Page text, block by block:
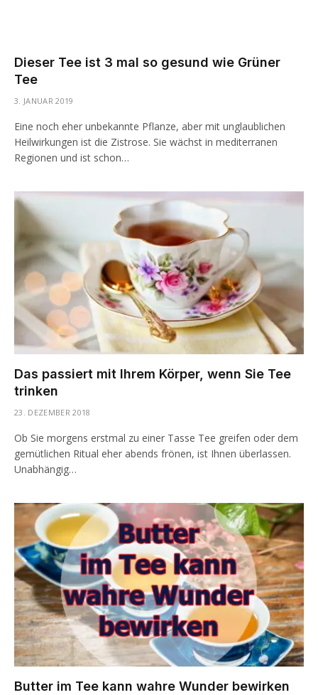
Dieser Tee ist 3 mal so gesund wie Grüner
Tee
3. JANUAR 2019
Eine noch eher unbekannte Pflanze, aber mit unglaublichen
Heilwirkungen ist die Zistrose. Sie wächst in mediterranen
Regionen und ist schon…
Das passiert mit Ihrem Körper, wenn Sie Tee
trinken
23. DEZEMBER 2018
Ob Sie morgens erstmal zu einer Tasse Tee greifen oder dem
gemütlichen Ritual eher abends frönen, ist Ihnen überlassen.
Unabhängig…
Butter im Tee kann wahre Wunder bewirken